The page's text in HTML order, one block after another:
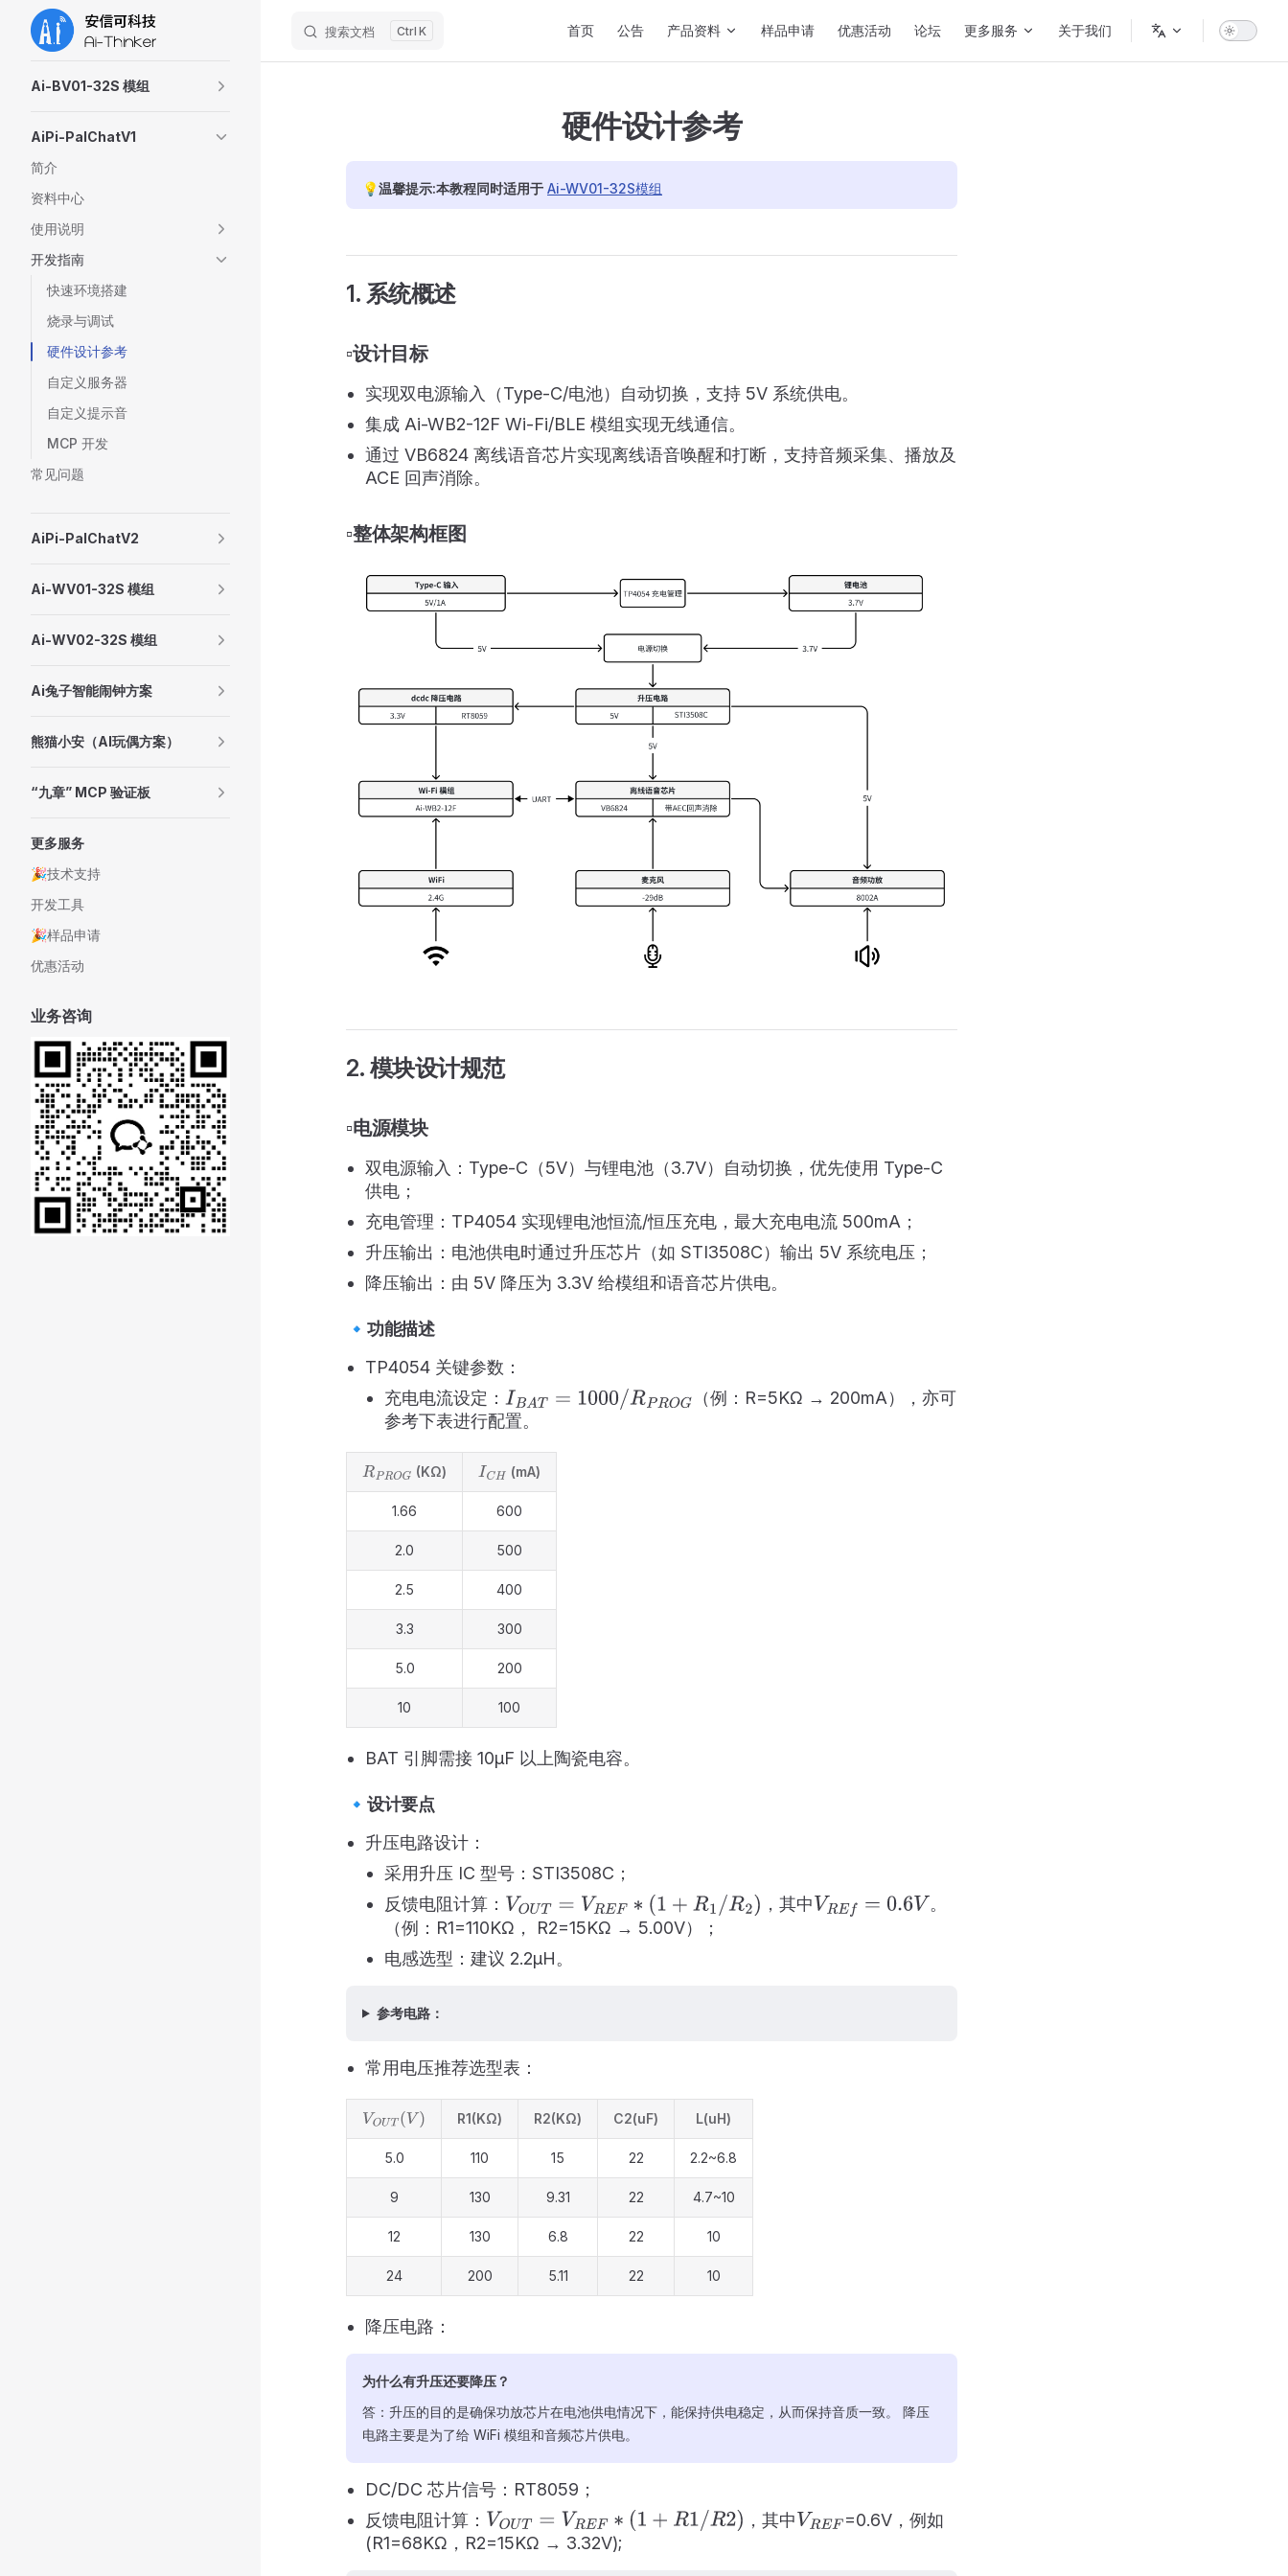
Skip to content 搜索文档 K 首页 公告 产品资料 样品申请 优惠活动 论坛 更多服务 关于我们
Ai-BV01-32S 模组
AiPi-PalChatV1
简介
资料中心
使用说明
开发指南
快速环境搭建
烧录与调试
硬件设计参考
自定义服务器
自定义提示音
MCP 开发
常见问题
AiPi-PalChatV2
Ai-WV01-32S 模组
Ai-WV02-32S 模组
Ai兔子智能闹钟方案
熊猫小安（AI玩偶方案）
“九章” MCP 验证板
更多服务
🎉技术支持
开发工具
🎉样品申请
优惠活动
业务咨询
硬件设计参考
💡温馨提示:本教程同时适用于 Ai-WV01-32S模组
1. 系统概述
▫️设计目标
实现双电源输入（Type-C/电池）自动切换，支持 5V 系统供电。
集成 Ai-WB2-12F Wi-Fi/BLE 模组实现无线通信。
通过 VB6824 离线语音芯片实现离线语音唤醒和打断，支持音频采集、播放及
ACE 回声消除。
▫️整体架构框图
2. 模块设计规范
▫️电源模块
双电源输入：Type-C（5V）与锂电池（3.7V）自动切换，优先使用 Type-C
供电；
充电管理：TP4054 实现锂电池恒流/恒压充电，最大充电电流 500mA；
升压输出：电池供电时通过升压芯片（如 STI3508C）输出 5V 系统电压；
降压输出：由 5V 降压为 3.3V 给模组和语音芯片供电。
🔹功能描述
TP4054 关键参数：
充电电流设定： IBAT= 1000/RPROG
（例：R=5KΩ → 200mA），亦可
参考下表进行配置。
RPROG (KΩ) ICH (mA)
1.66 600
2.0 500
2.5 400
3.3 300
5.0 200
10 100
BAT 引脚需接 10μF 以上陶瓷电容。
🔹设计要点
升压电路设计：
采用升压 IC 型号：STI3508C；
反馈电阻计算： VOUT =V REF∗( + R 1/ R2 ) ，其中 VREf= 0.6V
。
（例：R1=110KΩ， R2=15KΩ → 5.00V）；
电感选型：建议 2.2μH。
参考电路：
常用电压推荐选型表：
VOUT( V) R1(KΩ) R2(KΩ) C2(uF) L(uH)
5.0 110 15 22 2.2~6.8
9 130 9.31 22 4.7~10
12 130 6.8 22 10
24 200 5.11 22 10
降压电路：
为什么有升压还要降压？
答：升压的目的是确保功放芯片在电池供电情况下，能保持供电稳定，从而保持音质一致。 降压
电路主要是为了给 WiFi 模组和音频芯片供电。
DC/DC 芯片信号：RT8059；
反馈电阻计算： VOUT =V REF∗( 1+ R 1/ R2 ) ，其中 VREF =0.6V，例如
(R1=68KΩ，R2=15KΩ → 3.32V);